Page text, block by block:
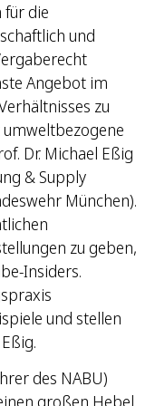
für die
und
Angebot im
zu
Dr. Michael Eßig
& Supply
München).
zu geben,
Insiders.
und stellen
des NABU)